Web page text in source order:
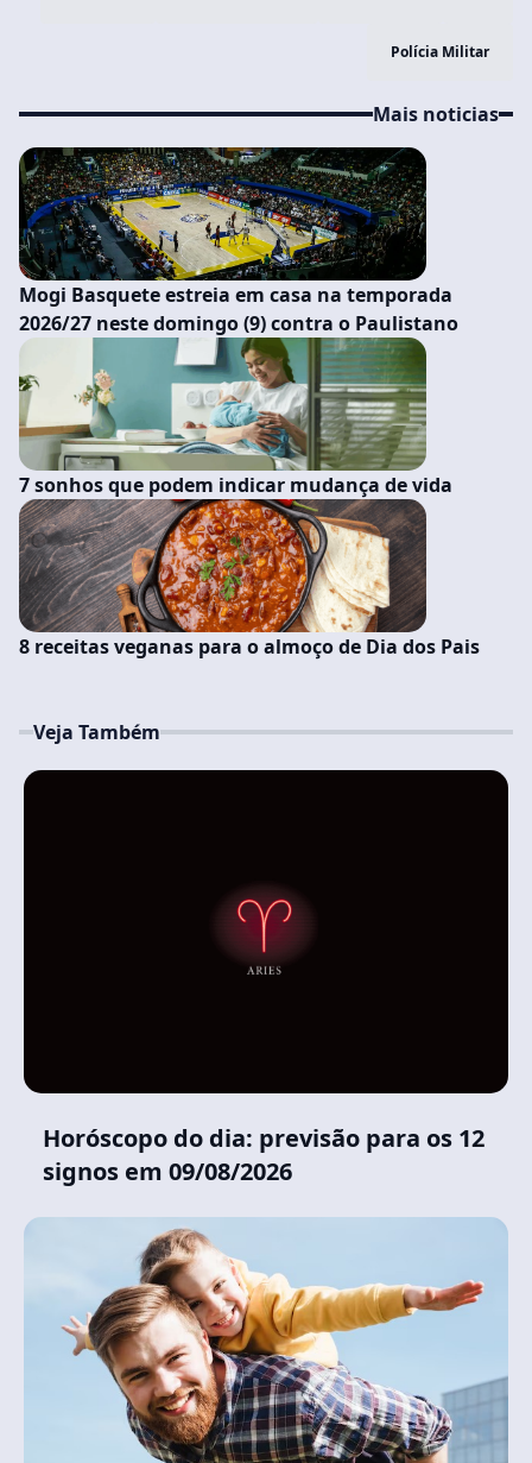
Polícia Militar
Mais noticias
Mogi Basquete estreia em casa na temporada
2026/27 neste domingo (9) contra o Paulistano
7 sonhos que podem indicar mudança de vida
8 receitas veganas para o almoço de Dia dos Pais
Veja Também
Horóscopo do dia: previsão para os 12
signos em 09/08/2026